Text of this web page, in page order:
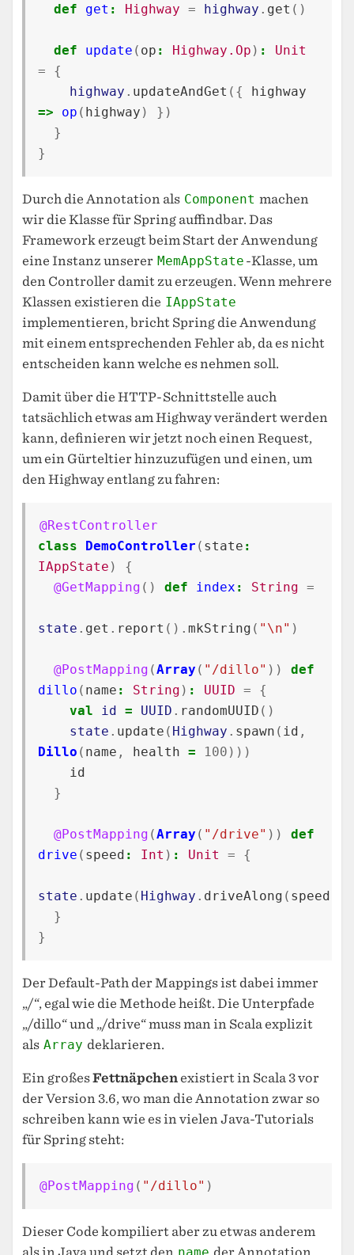
def get : Highway = highway . get ()
def update ( op : Highway.Op ) :
Unit
=
{
highway . updateAndGet ({
highway
=>
op ( highway )
})
}
}
Durch die Annotation als Component machen
wir die Klasse für Spring auffindbar. Das
Framework erzeugt beim Start der Anwendung
eine Instanz unserer MemAppState -Klasse, um
den Controller damit zu erzeugen. Wenn mehrere
Klassen existieren die IAppState
implementieren, bricht Spring die Anwendung
mit einem entsprechenden Fehler ab, da es nicht
entscheiden kann welche es nehmen soll.
Damit über die HTTP-Schnittstelle auch
tatsächlich etwas am Highway verändert werden
kann, definieren wir jetzt noch einen Request,
um ein Gürteltier hinzuzufügen und einen, um
den Highway entlang zu fahren:
@RestController
class
DemoController ( state :
IAppState )
{
@GetMapping () def index : String =
state . get . report (). mkString ( "\n" )
@PostMapping (Array ( "/dillo" ))
def
dillo ( name : String ) : UUID =
{
val
id = UUID . randomUUID ()
state . update ( Highway . spawn ( id ,
Dillo ( name , health = 100 )))
id
}
@PostMapping (Array ( "/drive" ))
def
drive ( speed : Int ) : Unit = {
state . update ( Highway . driveAlong ( speed
}
}
Der Default-Path der Mappings ist dabei immer
„/“, egal wie die Methode heißt. Die Unterpfade
„/dillo“ und „/drive“ muss man in Scala explizit
als Array deklarieren.
Ein großesFettnäpchen existiert in Scala 3 vor
der Version 3.6, wo man die Annotation zwar so
schreiben kann wie es in vielen Java-Tutorials
für Spring steht:
@PostMapping ( "/dillo" )
Dieser Code kompiliert aber zu etwas anderem
als in Java und setzt den name der Annotation,